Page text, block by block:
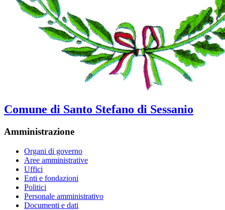
Comune di Santo Stefano di Sessanio
Amministrazione
Organi di governo
Aree amministrative
Uffici
Enti e fondazioni
Politici
Personale amministrativo
Documenti e dati